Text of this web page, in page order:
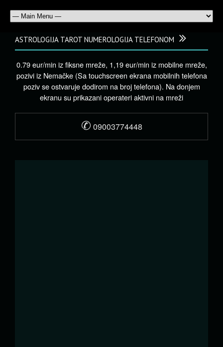
ASTROLOGIJA TAROT NUMEROLOGIJA TELEFONOM
0.79 eur/min iz fiksne mreže, 1,19 eur/min iz mobilne mreže,
pozivi iz Nemačke (Sa touchscreen ekrana mobilnih telefona
poziv se ostvaruje dodirom na broj telefona). Na donjem
ekranu su prikazani operateri aktivni na mreži
✆ 09003774448